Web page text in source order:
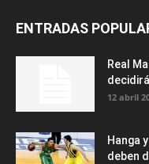
ENTRADAS
Real
12 abril
Hanga
deben